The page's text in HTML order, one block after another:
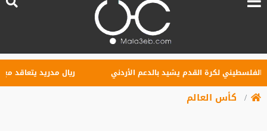
لكرة القدم يشيد بالدعم الأردني ريال مدريد يتعاقد مع
كأس العالم